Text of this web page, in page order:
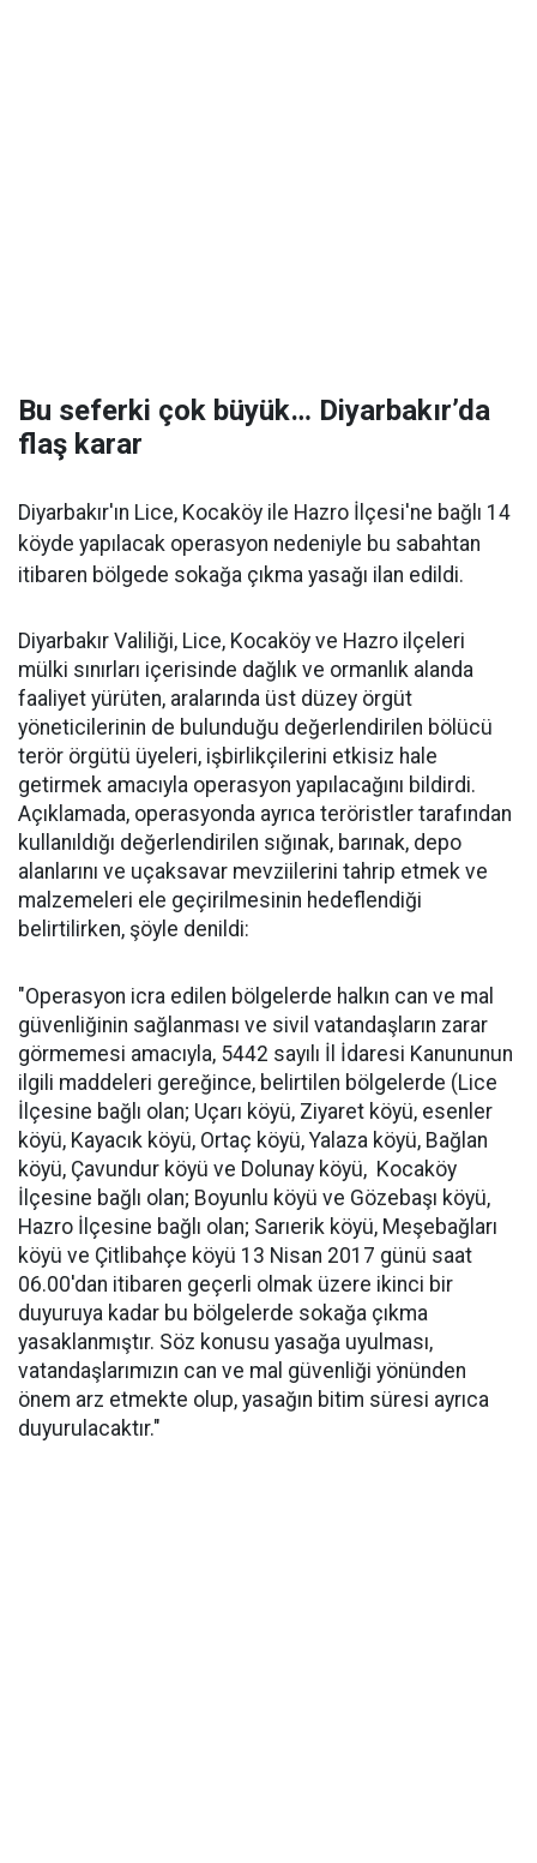
Bu seferki çok büyük… Diyarbakır’da
flaş karar
Diyarbakır'ın Lice, Kocaköy ile Hazro İlçesi'ne bağlı 14
köyde yapılacak operasyon nedeniyle bu sabahtan
itibaren bölgede sokağa çıkma yasağı ilan edildi.
Diyarbakır Valiliği, Lice, Kocaköy ve Hazro ilçeleri
mülki sınırları içerisinde dağlık ve ormanlık alanda
faaliyet yürüten, aralarında üst düzey örgüt
yöneticilerinin de bulunduğu değerlendirilen bölücü
terör örgütü üyeleri, işbirlikçilerini etkisiz hale
getirmek amacıyla operasyon yapılacağını bildirdi.
Açıklamada, operasyonda ayrıca teröristler tarafından
kullanıldığı değerlendirilen sığınak, barınak, depo
alanlarını ve uçaksavar mevziilerini tahrip etmek ve
malzemeleri ele geçirilmesinin hedeflendiği
belirtilirken, şöyle denildi:
"Operasyon icra edilen bölgelerde halkın can ve mal
güvenliğinin sağlanması ve sivil vatandaşların zarar
görmemesi amacıyla, 5442 sayılı İl İdaresi Kanununun
ilgili maddeleri gereğince, belirtilen bölgelerde (Lice
İlçesine bağlı olan; Uçarı köyü, Ziyaret köyü, esenler
köyü, Kayacık köyü, Ortaç köyü, Yalaza köyü, Bağlan
köyü, Çavundur köyü ve Dolunay köyü, Kocaköy
İlçesine bağlı olan; Boyunlu köyü ve Gözebaşı köyü,
Hazro İlçesine bağlı olan; Sarıerik köyü, Meşebağları
köyü ve Çitlibahçe köyü 13 Nisan 2017 günü saat
06.00'dan itibaren geçerli olmak üzere ikinci bir
duyuruya kadar bu bölgelerde sokağa çıkma
yasaklanmıştır. Söz konusu yasağa uyulması,
vatandaşlarımızın can ve mal güvenliği yönünden
önem arz etmekte olup, yasağın bitim süresi ayrıca
duyurulacaktır."